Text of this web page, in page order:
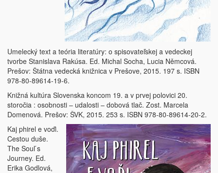
Umelecký text a teória literatúry: o spisovateľskej a vedeckej
tvorbe Stanislava Rakúsa. Ed. Michal Socha, Lucia Němcová.
Prešov: Štátna vedecká knižnica v Prešove, 2015. 197 s. ISBN
978-80-89614-19-6.
Knižná kultúra Slovenska koncom 19. a v prvej polovici 20.
storočia : osobnosti – udalosti – dobová tlač. Zost. Marcela
Domenová. Prešov: ŠVK, 2015. 253 s. ISBN 978-80-89614-20-2.
Kaj phirel e voďi.
Cestou duše.
The Soul ́s
Journey. Ed.
Erika Godlová,